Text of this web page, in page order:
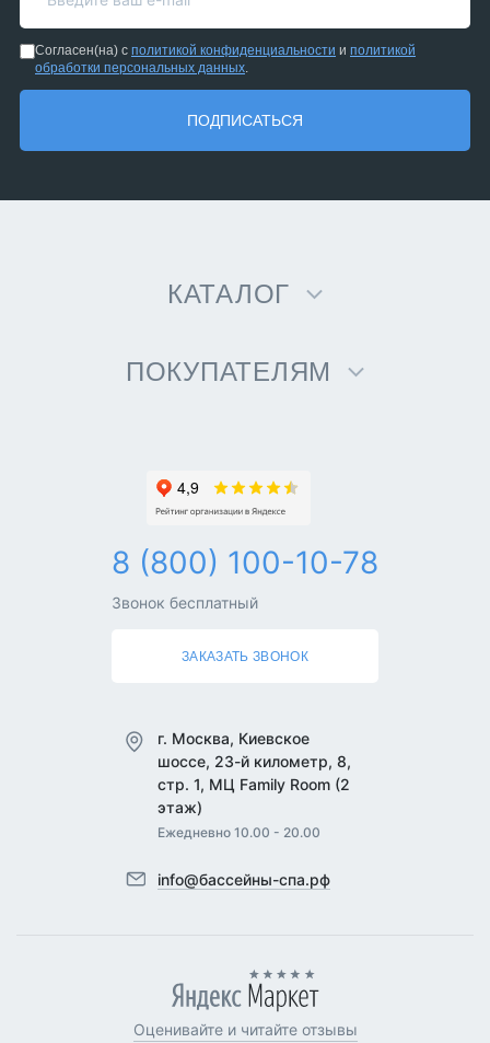
Согласен(на) с политикой конфиденциальности и политикой
обработки персональных данных
ПОДПИСАТЬСЯ
КАТАЛОГ
ПОКУПАТЕЛЯМ
8 (800) 100-10-78
Звонок бесплатный
ЗАКАЗАТЬ ЗВОНОК
г. Москва, Киевское
шоссе, 23-й километр, 8,
стр. 1, МЦ Family Room (2
этаж)
Ежедневно 10.00 - 20.00
info@бассейны-спа.рф
Оценивайте и читайте отзывы